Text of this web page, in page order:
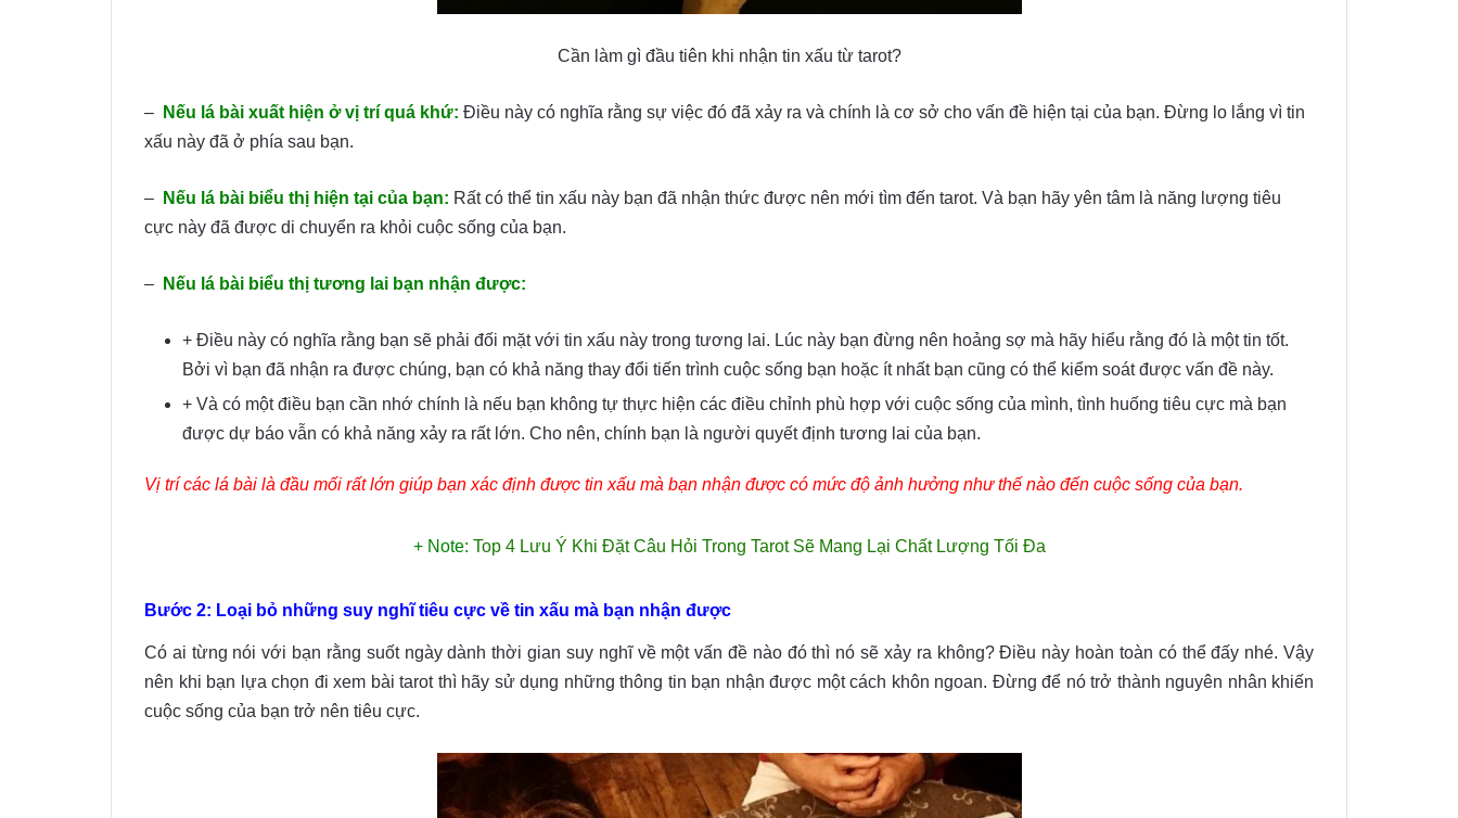
Cần làm gì đầu tiên khi nhận tin xấu từ tarot?
– Nếu lá bài xuất hiện ở vị trí quá khứ: Điều này có nghĩa rằng sự việc đó đã xảy ra và chính là cơ sở cho vấn đề hiện tại của bạn. Đừng lo lắng vì tin
xấu này đã ở phía sau bạn.
– Nếu lá bài biểu thị hiện tại của bạn: Rất có thể tin xấu này bạn đã nhận thức được nên mới tìm đến tarot. Và bạn hãy yên tâm là năng lượng tiêu
cực này đã được di chuyển ra khỏi cuộc sống của bạn.
– Nếu lá bài biểu thị tương lai bạn nhận được:
+ Điều này có nghĩa rằng bạn sẽ phải đối mặt với tin xấu này trong tương lai. Lúc này bạn đừng nên hoảng sợ mà hãy hiểu rằng đó là một tin tốt.
Bởi vì bạn đã nhận ra được chúng, bạn có khả năng thay đổi tiến trình cuộc sống bạn hoặc ít nhất bạn cũng có thể kiểm soát được vấn đề này.
+ Và có một điều bạn cần nhớ chính là nếu bạn không tự thực hiện các điều chỉnh phù hợp với cuộc sống của mình, tình huống tiêu cực mà bạn
được dự báo vẫn có khả năng xảy ra rất lớn. Cho nên, chính bạn là người quyết định tương lai của bạn.
Vị trí các lá bài là đầu mối rất lớn giúp bạn xác định được tin xấu mà bạn nhận được có mức độ ảnh hưởng như thế nào đến cuộc sống của bạn.
+ Note: Top 4 Lưu Ý Khi Đặt Câu Hỏi Trong Tarot Sẽ Mang Lại Chất Lượng Tối Đa
Bước 2: Loại bỏ những suy nghĩ tiêu cực về tin xấu mà bạn nhận được
Có ai từng nói với bạn rằng suốt ngày dành thời gian suy nghĩ về một vấn đề nào đó thì nó sẽ xảy ra không? Điều này hoàn toàn có thể đấy nhé. Vậy
nên khi bạn lựa chọn đi xem bài tarot thì hãy sử dụng những thông tin bạn nhận được một cách khôn ngoan. Đừng để nó trở thành nguyên nhân khiến
cuộc sống của bạn trở nên tiêu cực.